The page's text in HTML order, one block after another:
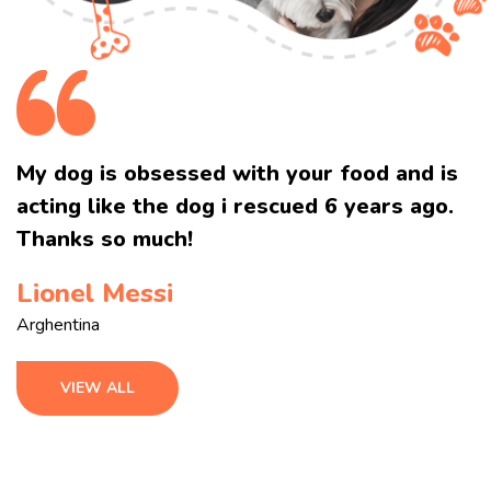
My dog is obsessed with your food and is
acting like the dog i rescued 6 years ago.
Thanks so much!
Lionel Messi
Arghentina
VIEW ALL